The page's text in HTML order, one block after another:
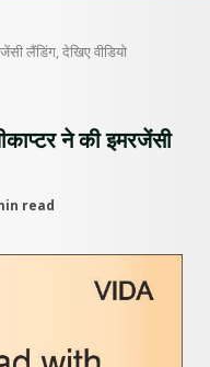
लैंडिंग, देखिए वीडियो
ने की इमरजेंसी
read